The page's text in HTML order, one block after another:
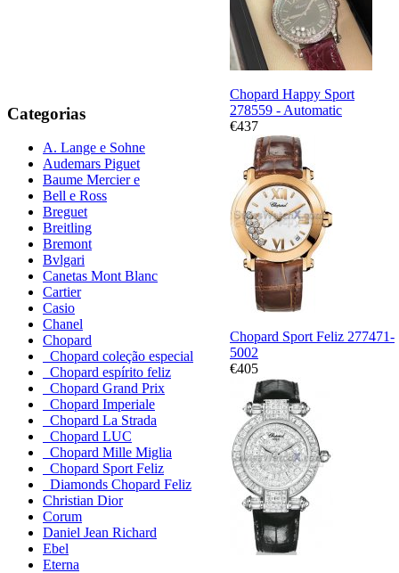
Categorias
A. Lange e Sohne
Audemars Piguet
Baume Mercier e
Bell e Ross
Breguet
Breitling
Bremont
Bvlgari
Canetas Mont Blanc
Cartier
Casio
Chanel
Chopard
Chopard coleção especial
Chopard espírito feliz
Chopard Grand Prix
Chopard Imperiale
Chopard La Strada
Chopard LUC
Chopard Mille Miglia
Chopard Sport Feliz
Diamonds Chopard Feliz
Christian Dior
Corum
Daniel Jean Richard
Ebel
Eterna
Chopard Happy Sport
278559 - Automatic
€437
Chopard Sport Feliz 277471-
5002
€405